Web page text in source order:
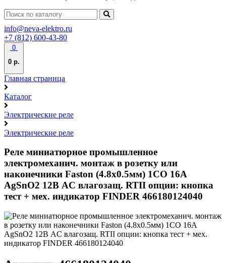
info@neva-elektro.ru
+7 (812) 600-43-80
0
0 р.
Главная страница
Каталог
Электрические реле
Электрические реле
Реле миниатюрное промышленное
электромеханич. монтаж в розетку или
наконечники Faston (4.8х0.5мм) 1CO 16А
AgSnO2 12В AC влагозащ. RTII опции: кнопка
тест + мех. индикатор FINDER 466180124040